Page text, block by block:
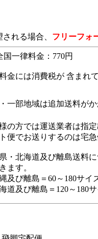
れる場合、 フリーフォ
一律料金：770円
金には消費税が 含まれて
一部地域は追加送料がか
の方では運送業者は指定
便でお送りするのは宅
・北海道及び離島送料
ます。
縄及び離島＝60～180サイ
海道及び離島＝120～180